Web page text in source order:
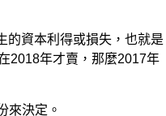
的資本利得或損失，也就是
2018年才賣，那麼2017年
來決定。